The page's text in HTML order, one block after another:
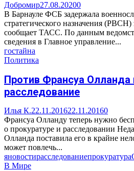
Добромир27.08.20200
В Барнауле ФСБ задержала
стратегического назначения
сообщает ТАСС. По данным
сведения в Главное управление...
гостайна
Политика
Против Франсуа Олланда
расследование
Илья К.22.11.201622.11.20160
Франсуа Олланду теперь нужно
о прокуратуре и расследовании
Олланда поставила его в крайне
может повлечь...
яновостирасследованиепрокуратура
В Мире